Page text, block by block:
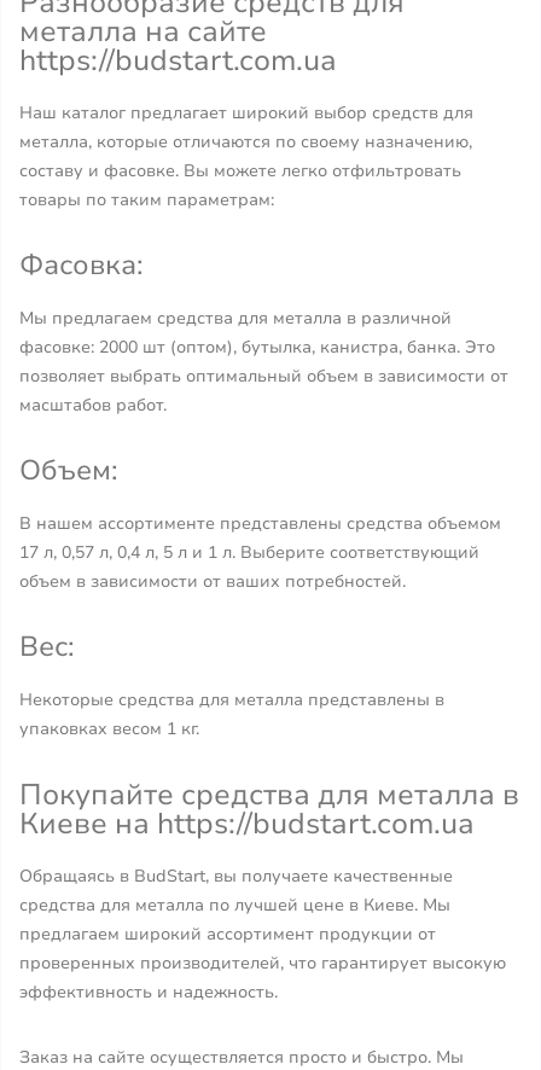
металла на сайте
https://budstart.com.ua
Наш каталог предлагает широкий выбор средств для
металла, которые отличаются по своему назначению,
составу и фасовке. Вы можете легко отфильтровать
товары по таким параметрам:
Фасовка:
Мы предлагаем средства для металла в различной
фасовке: 2000 шт (оптом), бутылка, канистра, банка. Это
позволяет выбрать оптимальный объем в зависимости от
масштабов работ.
Объем:
В нашем ассортименте представлены средства объемом
17 л, 0,57 л, 0,4 л, 5 л и 1 л. Выберите соответствующий
объем в зависимости от ваших потребностей.
Вес:
Некоторые средства для металла представлены в
упаковках весом 1 кг.
Покупайте средства для металла в
Киеве на https://budstart.com.ua
Обращаясь в BudStart, вы получаете качественные
средства для металла по лучшей цене в Киеве. Мы
предлагаем широкий ассортимент продукции от
проверенных производителей, что гарантирует высокую
эффективность и надежность.
Заказ на сайте осуществляется просто и быстро. Мы